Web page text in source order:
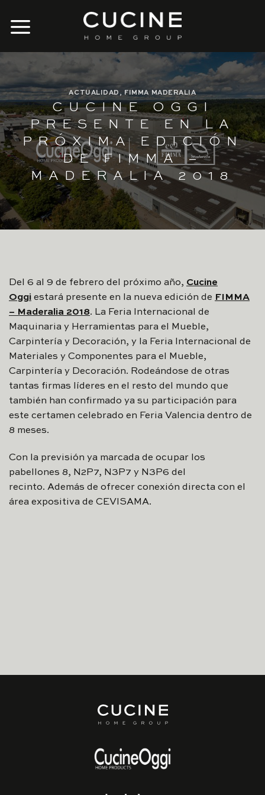
content
ACTUALIDAD , FIMMA MADERALIA
CUCINE OGGI
PRESENTE EN LA
PRÓXIMA EDICIÓN
DE FIMMA –
MADERALIA 2018
Del 6 al 9 de febrero del próximo año, Cucine
Oggi estará presente en la nueva edición de FIMMA
– Maderalia 2018. La Feria Internacional de
Maquinaria y Herramientas para el Mueble,
Carpintería y Decoración, y la Feria Internacional de
Materiales y Componentes para el Mueble,
Carpintería y Decoración. Rodeándose de otras
tantas firmas líderes en el resto del mundo que
también han confirmado ya su participación para
este certamen celebrado en Feria Valencia dentro de
8 meses.
Con la previsión ya marcada de ocupar los
pabellones 8, N2P7, N3P7 y N3P6 del
recinto. Además de ofrecer conexión directa con el
área expositiva de CEVISAMA.